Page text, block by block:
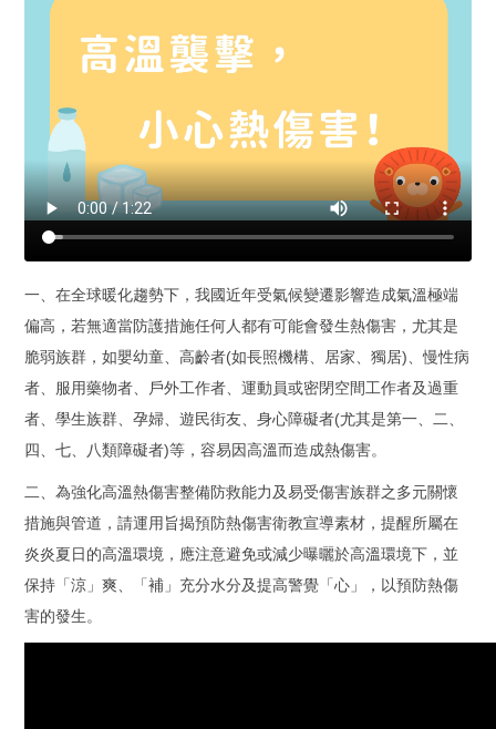
一、在全球暖化趨勢下，我國近年受氣候變遷影響造成氣溫極端
偏高，若無適當防護措施任何人都有可能會發生熱傷害，尤其是
脆弱族群，如嬰幼童、高齡者(如長照機構、居家、獨居)、慢性病
者、服用藥物者、戶外工作者、運動員或密閉空間工作者及過重
者、學生族群、孕婦、遊民街友、身心障礙者(尤其是第一、二、
四、七、八類障礙者)等，容易因高溫而造成熱傷害。
二、為強化高溫熱傷害整備防救能力及易受傷害族群之多元關懷
措施與管道，請運用旨揭預防熱傷害衛教宣導素材，提醒所屬在
炎炎夏日的高溫環境，應注意避免或減少曝曬於高溫環境下，並
保持「涼」爽、「補」充分水分及提高警覺「心」，以預防熱傷
害的發生。